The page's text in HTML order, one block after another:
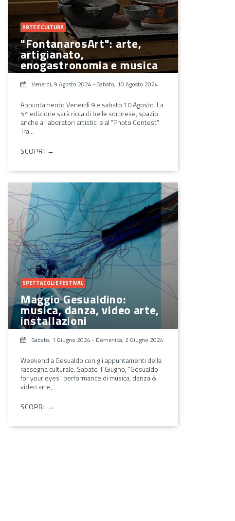
ARTE E CULTURA
"FontanarosArt": arte,
artigianato,
enogastronomia e musica
Venerdì, 9 Agosto 2024 -Sabato, 10 Agosto 2024
Appuntamento Venerdì 9 e sabato 10 Agosto. La
5^ edizione sarà ricca di belle sorprese, spazio
anche ai laboratori artistici e al "Photo Contest".
Tra...
SCOPRI →
SPETTACOLI E FESTIVAL
Maggio Gesualdino:
musica, danza, video arte,
installazioni
Sabato, 1 Giugno 2024 - Domenica, 2 Giugno 2024
Weekend a Gesualdo con gli appuntamenti della
rassegna culturale. Sabato 1 Giugno, "Gesualdo
for your eyes" performance di musica, danza &
video arte,...
SCOPRI →